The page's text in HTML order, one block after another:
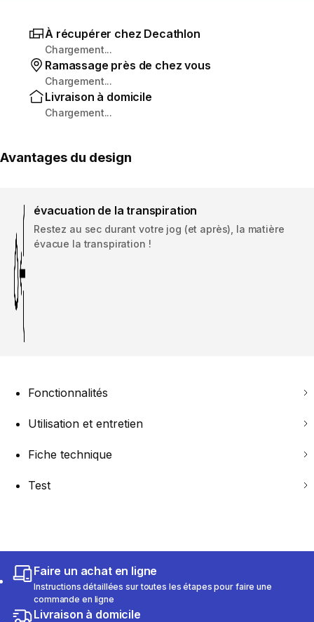
À récupérer chez Decathlon
Chargement...
Ramassage près de chez vous
Chargement...
Livraison à domicile
Chargement...
Avantages du design
évacuation de la transpiration
Restez au sec durant votre jog (et après), la matière
évacue la transpiration !
Fonctionnalités
Utilisation et entretien
Fiche technique
Test
Faire un achat en ligne
Instructions détaillées sur toutes les étapes pour faire une
commande en ligne
Livraison à domicile